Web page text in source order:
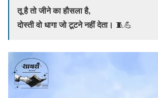
तू है तो जीने का हौसला है,
दोस्ती वो धागा जो टूटने नहीं देता। 🧵💪